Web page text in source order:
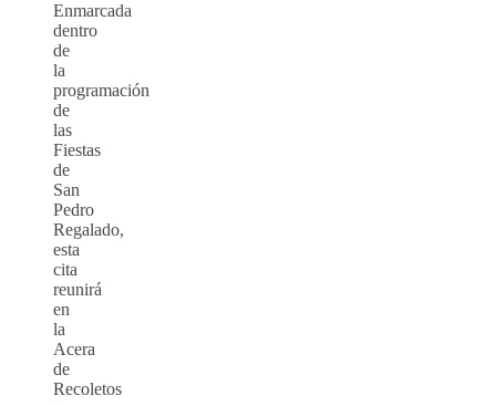
Enmarcada
dentro
de
la
programación
de
las
Fiestas
de
San
Pedro
Regalado,
esta
cita
reunirá
en
la
Acera
de
Recoletos